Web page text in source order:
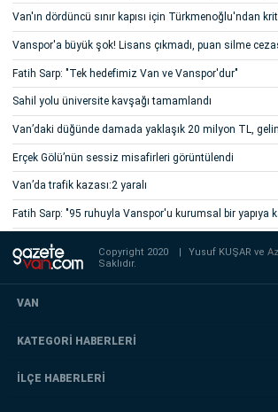
Van'ın dördüncü sınır kapısı için Türkmenoğlu'ndan
Vanspor'a büyük şok! Lisans çıkmadı, puan silme
Fatih Sarp: "Tek hedefimiz Van ve Vanspor'dur"
Sahil yolu üniversite kavşağı tamamlandı
Van’daki düğünde damada yaklaşık 20 milyon TL,
Erçek Gölü’nün sessiz misafirleri görüntülendi
Van’da trafik kazası:2 yaralı
Fatih Sarp: "95 ruhuyla Vanspor'u kurumsal bir yapıya
Copyright 2020 | Yusuf KUŞAR ve
Saklıdır.
VAN
KATEGORİ HABERLERİ
İLÇE HABERLERİ